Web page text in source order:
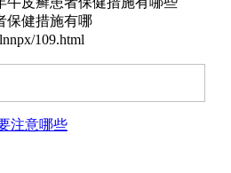
保健措施有哪
109.html
注意哪些